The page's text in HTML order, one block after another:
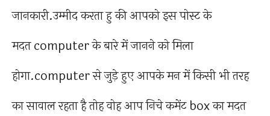
जानकारी.उम्मीद करता हु की आपको इस पोस्ट के
मदत computer के बारे में जानने को मिला
होगा.computer से जुड़े हुए आपके मन में किसी भी तरह
का सावाल रहता है तोह वोह आप निचे कमेंट box का मदत